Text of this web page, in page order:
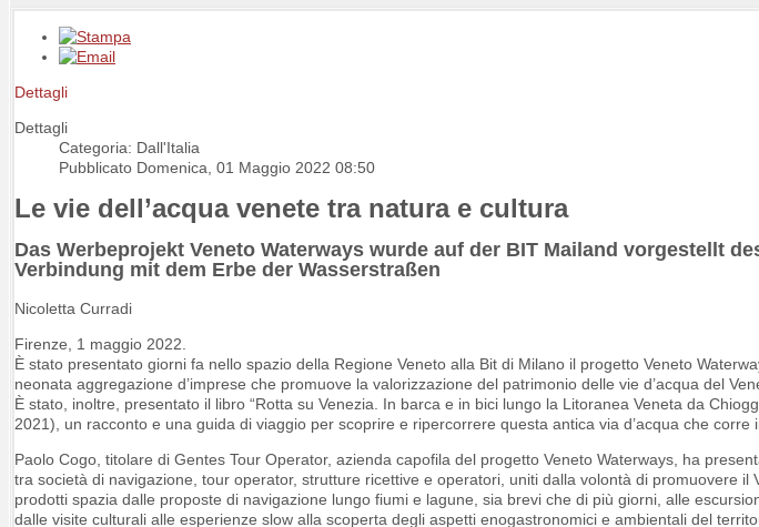
Dettagli
Dettagli
Categoria: Dall'Italia
Pubblicato Domenica, 01 Maggio 2022 08:50
Le vie dell’acqua venete tra natura e cultura
Das Werbeprojekt Veneto Waterways wurde auf der BIT Mailand vorgestellt
Verbindung mit dem Erbe der Wasserstraßen
Nicoletta Curradi
Firenze, 1 maggio 2022.
È stato presentato giorni fa nello spazio della Regione Veneto alla Bit di Milano il progetto Veneto
neonata aggregazione d’imprese che promuove la valorizzazione del patrimonio delle vie d’acqua del
È stato, inoltre, presentato il libro “Rotta su Venezia. In barca e in bici lungo la Litoranea Veneta da
2021), un racconto e una guida di viaggio per scoprire e ripercorrere questa antica via d’acqua che corre
Paolo Cogo, titolare di Gentes Tour Operator, azienda capofila del progetto Veneto Waterways, ha
tra società di navigazione, tour operator, strutture ricettive e operatori, uniti dalla volontà di promuovere
prodotti spazia dalle proposte di navigazione lungo fiumi e lagune, sia brevi che di più giorni, alle
dalle visite culturali alle esperienze slow alla scoperta degli aspetti enogastronomici e ambientali del